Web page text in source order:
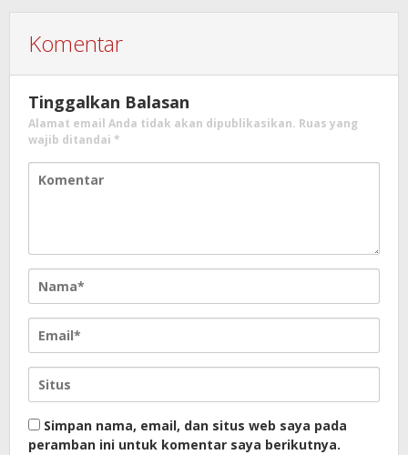
Komentar
Tinggalkan Balasan
Alamat email Anda tidak akan dipublikasikan. Ruas yang
wajib ditandai *
Simpan nama, email, dan situs web saya pada
peramban ini untuk komentar saya berikutnya.